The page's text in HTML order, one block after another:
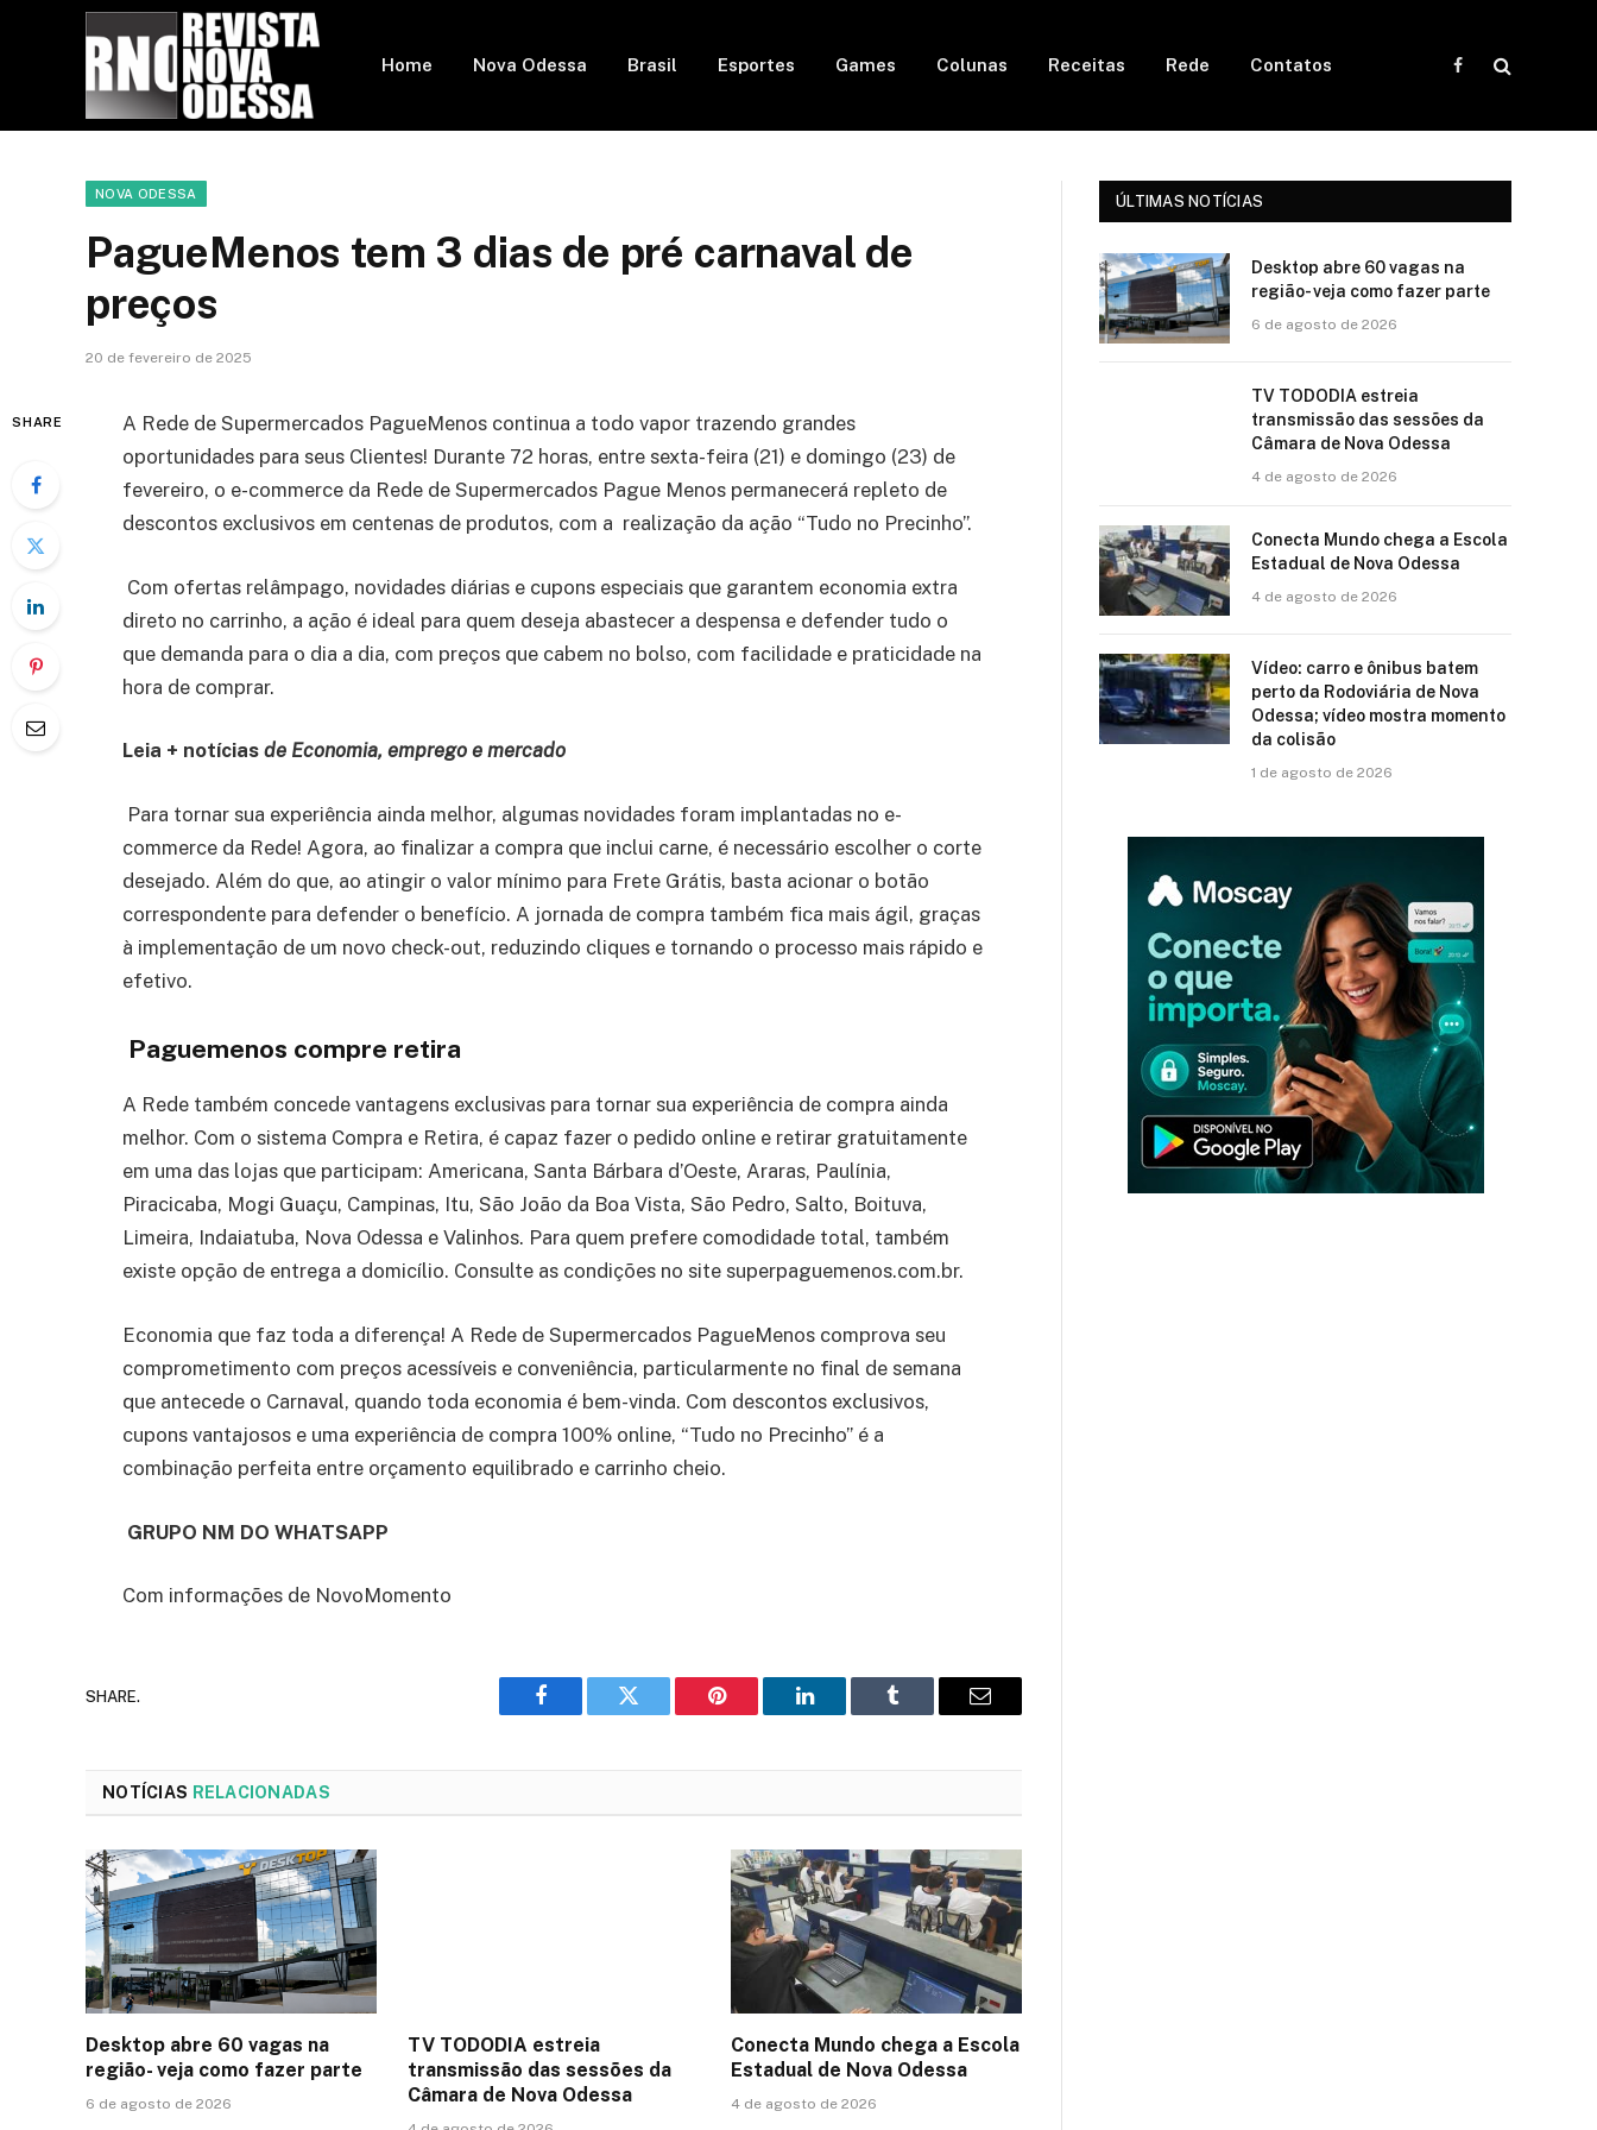
Home Nova Odessa Brasil Esportes Games Colunas Receitas Rede Contatos
Facebook
NOVA ODESSA
PagueMenos tem 3 dias de pré carnaval de
preços
20 de fevereiro de 2025
SHARE
A Rede de Supermercados PagueMenos continua a todo vapor trazendo grandes
oportunidades para seus Clientes! Durante 72 horas, entre sexta-feira (21) e domingo (23) de
fevereiro, o e-commerce da Rede de Supermercados Pague Menos permanecerá repleto de
descontos exclusivos em centenas de produtos, com a realização da ação “Tudo no Precinho”.
Com ofertas relâmpago, novidades diárias e cupons especiais que garantem economia extra
direto no carrinho, a ação é ideal para quem deseja abastecer a despensa e defender tudo o
que demanda para o dia a dia, com preços que cabem no bolso, com facilidade e praticidade na
hora de comprar.
Leia + notícias de Economia, emprego e mercado
Para tornar sua experiência ainda melhor, algumas novidades foram implantadas no e-
commerce da Rede! Agora, ao finalizar a compra que inclui carne, é necessário escolher o corte
desejado. Além do que, ao atingir o valor mínimo para Frete Grátis, basta acionar o botão
correspondente para defender o benefício. A jornada de compra também fica mais ágil, graças
à implementação de um novo check-out, reduzindo cliques e tornando o processo mais rápido e
efetivo.
Paguemenos compre retira
A Rede também concede vantagens exclusivas para tornar sua experiência de compra ainda
melhor. Com o sistema Compra e Retira, é capaz fazer o pedido online e retirar gratuitamente
em uma das lojas que participam: Americana, Santa Bárbara d’Oeste, Araras, Paulínia,
Piracicaba, Mogi Guaçu, Campinas, Itu, São João da Boa Vista, São Pedro, Salto, Boituva,
Limeira, Indaiatuba, Nova Odessa e Valinhos. Para quem prefere comodidade total, também
existe opção de entrega a domicílio. Consulte as condições no site superpaguemenos.com.br.
Economia que faz toda a diferença! A Rede de Supermercados PagueMenos comprova seu
comprometimento com preços acessíveis e conveniência, particularmente no final de semana
que antecede o Carnaval, quando toda economia é bem-vinda. Com descontos exclusivos,
cupons vantajosos e uma experiência de compra 100% online, “Tudo no Precinho” é a
combinação perfeita entre orçamento equilibrado e carrinho cheio.
GRUPO NM DO WHATSAPP
Com informações de NovoMomento
SHARE.
Facebook Twitter Pinterest LinkedIn Tumblr Email
NOTÍCIAS RELACIONADAS
Desktop abre 60 vagas na
região- veja como fazer parte
6 de agosto de 2026
TV TODODIA estreia
transmissão das sessões da
Câmara de Nova Odessa
Conecta Mundo chega a Escola
Estadual de Nova Odessa
4 de agosto de 2026
ÚLTIMAS NOTÍCIAS
Desktop abre 60 vagas na
região- veja como fazer parte
6 de agosto de 2026
TV TODODIA estreia
transmissão das sessões da
Câmara de Nova Odessa
4 de agosto de 2026
Conecta Mundo chega a Escola
Estadual de Nova Odessa
4 de agosto de 2026
Vídeo: carro e ônibus batem
perto da Rodoviária de Nova
Odessa; vídeo mostra momento
da colisão
1 de agosto de 2026